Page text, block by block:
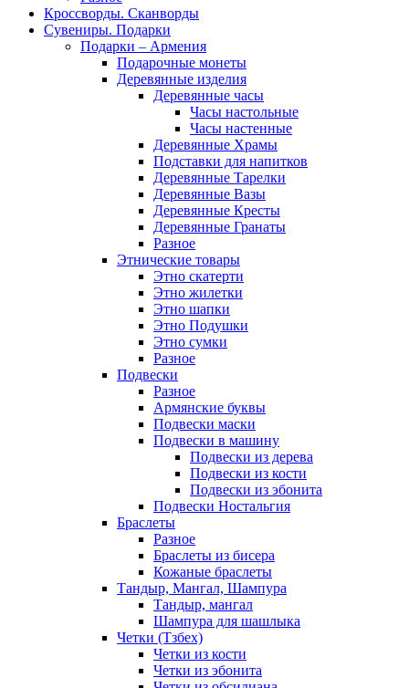
Кроссворды. Сканворды
Сувениры. Подарки
Подарки – Армения
Подарочные монеты
Деревянные изделия
Деревянные часы
Часы настольные
Часы настенные
Деревянные Храмы
Подставки для напитков
Деревянные Тарелки
Деревянные Вазы
Деревянные Кресты
Деревянные Гранаты
Разное
Этнические товары
Этно скатерти
Этно жилетки
Этно шапки
Этно Подушки
Этно сумки
Разное
Подвески
Разное
Армянские буквы
Подвески маски
Подвески в машину
Подвески из дерева
Подвески из кости
Подвески из эбонита
Подвески Ностальгия
Браслеты
Разное
Браслеты из бисера
Кожаные браслеты
Тандыр, Мангал, Шампура
Тандыр, мангал
Шампура для шашлыка
Четки (Тзбех)
Четки из кости
Четки из эбонита